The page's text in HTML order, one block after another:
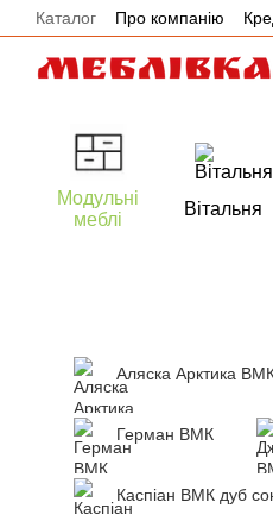
Перейти до основного контенту
Каталог Про компанію
Акції
Модульні
меблі
Вітальня
Аляска Арктика
Герман ВМК
Каспіан ВМК дуб